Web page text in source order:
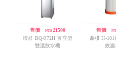
售價 /NT$21500
博群 BQ-972H 直立型
雙溫飲水機
售價/
鑫棋 H-101
效濾